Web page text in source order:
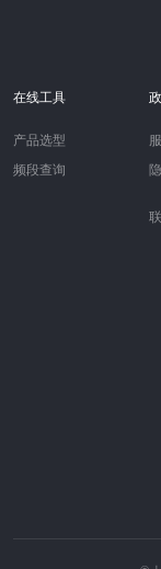
在线工具
产品选型
频段查询